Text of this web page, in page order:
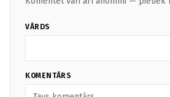
VĀRDS
KOMENTĀRS